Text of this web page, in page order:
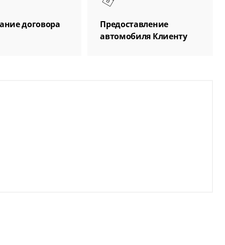
договора
Предоставление
автомобиля Клиенту